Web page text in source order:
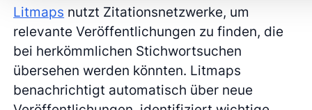
Litmaps nutzt Zitationsnetzwerke, um
relevante Veröffentlichungen zu finden, die
bei herkömmlichen Stichwortsuchen
übersehen werden könnten. Litmaps
benachrichtigt automatisch über neue